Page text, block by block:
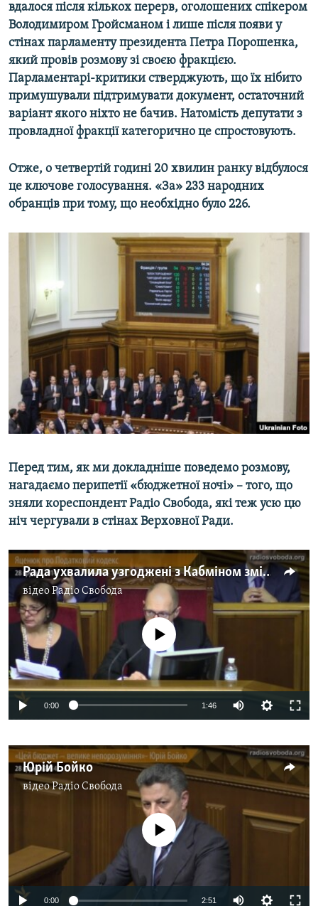
вдалося після кількох перерв, оголошених спікером
Володимиром Гройсманом і лише після появи у
стінах парламенту президента Петра Порошенка,
який провів розмову зі своєю фракцією.
Парламентарі-критики стверджують, що їх нібито
примушували підтримувати документ, остаточний
варіант якого ніхто не бачив. Натомість депутати з
провладної фракції категорично це спростовують.
Отже, о четвертій годині 20 хвилин ранку відбулося
це ключове голосування. «За» 233 народних
обранців при тому, що необхідно було 226.
Перед тим, як ми докладніше поведемо розмову,
нагадаємо перипетії «бюджетної ночі» – того, що
зняли кореспондент Радіо Свобода, які теж усю цю
ніч чергували в стінах Верховної Ради.
Рада ухвалила узгоджені з Кабміном зміни в Податковий кодекс
відеоРадіо Свобода
No media source currently available
0:00 1:46
Юрій Бойко
відеоРадіо Свобода
No media source currently available
0:00 2:51